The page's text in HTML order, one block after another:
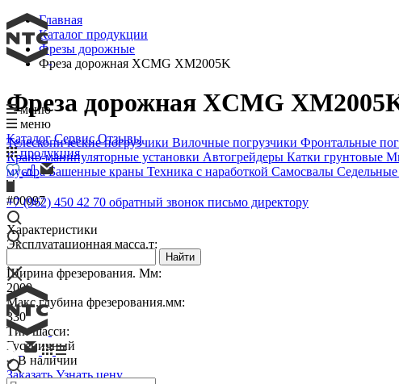
меню
меню
КаталогСервисОтзывы
продукция
+7 (962) 450 42 70 обратный звонок письмо директору
Найти
Главная
Каталог продукции
Фрезы дорожные
Фреза дорожная XCMG XM2005K
Фреза дорожная XCMG
Телескопические погрузчики Вилочные погрузчики Фронтальные
Крано-манипуляторные установки Автогрейдеры Катки грунтовые
мусораБашенные краны Техника с наработкой Самосвалы Седельные
#00097
Характеристики
Эксплуатационная масса.т:
Ширина фрезерования. Мм:
2000
Макс.глубина фрезерования.мм:
330
Тип шасси:
Гусеничный
В наличии
ЗаказатьУзнать цену